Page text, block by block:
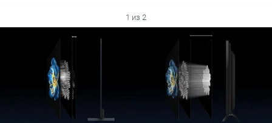
1 из 2